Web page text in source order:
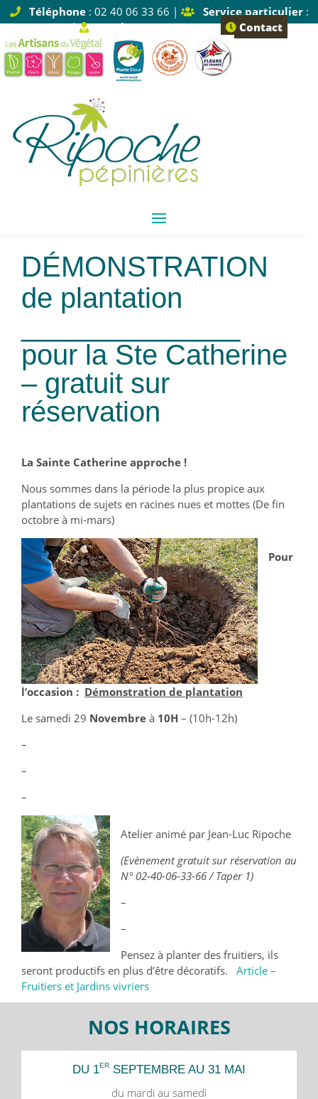
Téléphone: 02 40 06 33 66 | Service particulier:
Tapez 1 |
Service pro: Tapez 2 Contact
Démonstration
de plantation
pour la Ste Catherine
– gratuit sur
réservation
La Sainte Catherine approche !
Nous sommes dans la période la plus propice aux
plantations de sujets en racines nues et mottes (De fin
octobre à mi-mars)
Pour
l’occasion : Démonstration de plantation
Le samedi 29 Novembre à 10H – (10h-12h)
–
–
–
Atelier animé par Jean-Luc Ripoche
(Evènement gratuit sur réservation au
N° 02-40-06-33-66 / Taper 1)
–
–
Pensez à planter des fruitiers, ils
seront productifs en plus d’être décoratifs. Article –
Fruitiers et Jardins vivriers
NOS HORAIRES
DU 1ER SEPTEMBRE AU 31 MAI
du mardi au samedi